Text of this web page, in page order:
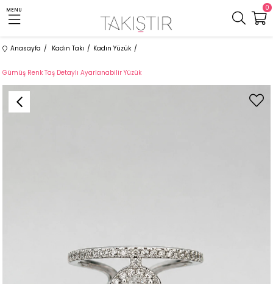
MENU 0
Anasayfa Kadın Takı Kadın Yüzük
Gümüş Renk Taş Detaylı Ayarlanabilir Yüzük